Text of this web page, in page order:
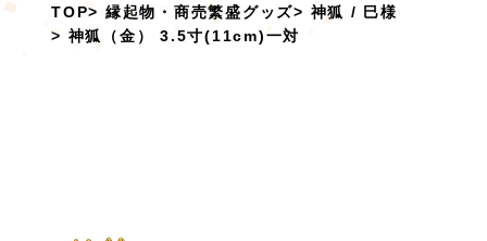
TOP 縁起物・商売繁盛グッズ
神狐 / 巳様
神狐（金） 3.5寸(11cm)一対